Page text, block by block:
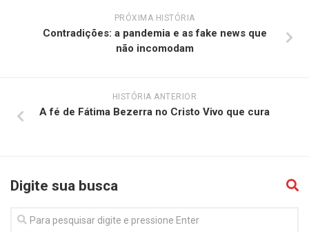
PRÓXIMA HISTÓRIA
Contradições: a pandemia e as fake news que
não incomodam
HISTÓRIA ANTERIOR
A fé de Fátima Bezerra no Cristo Vivo que cura
Digite sua busca